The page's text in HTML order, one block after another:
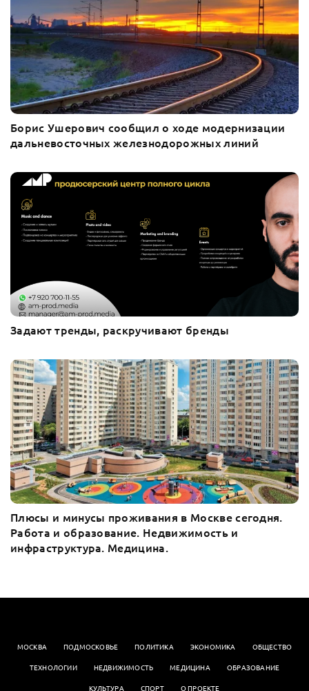
Борис Ушерович сообщил о ходе модернизации
дальневосточных железнодорожных линий
Задают тренды, раскручивают бренды
Плюсы и минусы проживания в Москве сегодня.
Работа и образование. Недвижимость и
инфраструктура. Медицина.
МОСКВА ПОДМОСКОВЬЕ ПОЛИТИКА ЭКОНОМИКА
OБЩЕСТВО
ТЕХНОЛОГИИ
НЕДВИЖИМОСТЬ МЕДИЦИНА
ОБРАЗОВАНИЕ
КУЛЬТУРА
СПОРТ О ПРОЕКТЕ